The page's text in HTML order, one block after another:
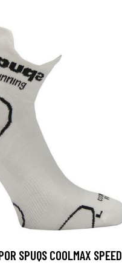
SPUQS COOLMAX SPEED